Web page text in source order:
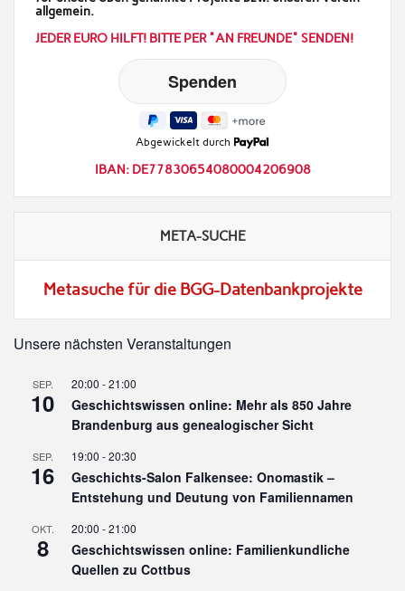
allgemein.
JEDER EURO HILFT! BITTE PER "AN FREUNDE" SENDEN!
Abgewickelt durch
IBAN: DE77830654080004206908
META-SUCHE
Metasuche für die BGG-Datenbankprojekte
Unsere nächsten Veranstaltungen
SEP.
10
20:00 -21:00
Geschichtswissen online: Mehr als 850 Jahre
Brandenburg aus genealogischer Sicht
SEP.
16
19:00 -20:30
Geschichts-Salon Falkensee: Onomastik –
Entstehung und Deutung von Familiennamen
OKT.
8
20:00 -21:00
Geschichtswissen online: Familienkundliche
Quellen zu Cottbus